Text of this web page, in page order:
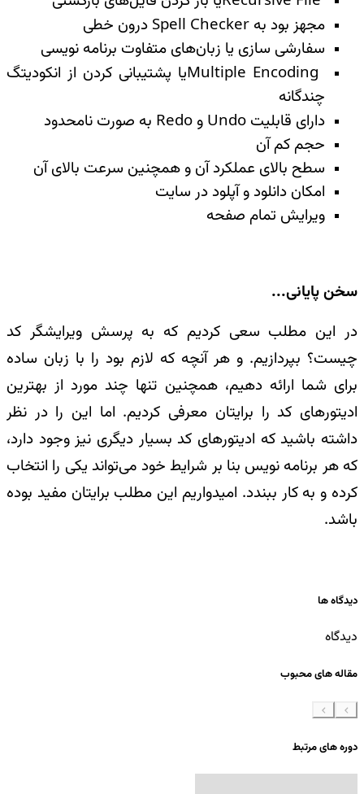
مجهز بود به Spell Checker درون خطی
سفارشی سازی یا زبان‌های متفاوت برنامه نویسی
Multiple Encodingیا پشتیبانی کردن از انکودیتگ
چندگانه
دارای قابلیت Undo و‌ Redo به صورت نامحدود
حجم کم آن
سطح بالای عملکرد آن و همچنین سرعت بالای آن
امکان دانلود و آپلود در سایت
ویرایش تمام صفحه
سخن پایانی...
در این مطلب سعی کردیم که به پرسش ویرایشگر کد
چیست؟ بپردازیم. و هر آنچه که لازم بود را با زبان ساده
برای شما ارائه دهیم، همچنین تنها چند مورد از بهترین
ادیتور‌های کد را برایتان معرفی کردیم. اما این را در نظر
داشته باشید که ادیتورهای کد بسیار دیگری نیز وجود دارد،
که هر برنامه نویس بنا بر شرایط خود می‌تواند یکی را انتخاب
کرده و به کار ببندد. امیدواریم این مطلب برایتان مفید بوده
باشد.
دیدگاه ها
دیدگاه
مقاله های محبوب
دوره های مرتبط